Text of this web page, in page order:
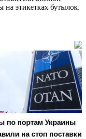
на этикетках бутылок.
по портам Украины
на стоп поставки